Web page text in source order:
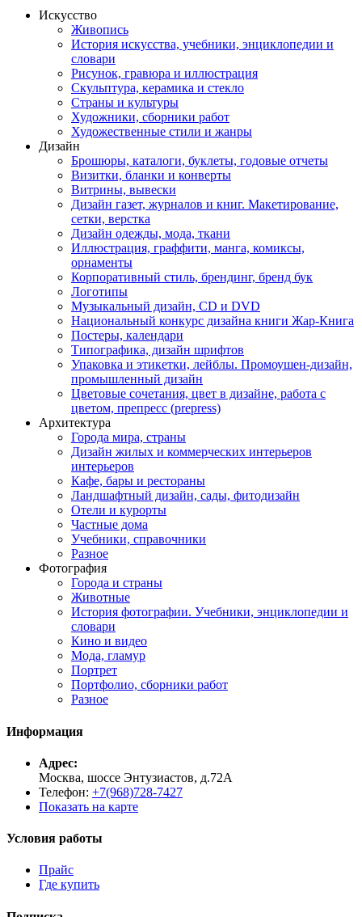
Искусство
Живопись
История искусства, учебники, энциклопедии и
словари
Рисунок, гравюра и иллюстрация
Скульптура, керамика и стекло
Страны и культуры
Художники, сборники работ
Художественные стили и жанры
Дизайн
Брошюры, каталоги, буклеты, годовые отчеты
Визитки, бланки и конверты
Витрины, вывески
Дизайн газет, журналов и книг. Макетирование,
сетки, верстка
Дизайн одежды, мода, ткани
Иллюстрация, граффити, манга, комиксы,
орнаменты
Корпоративный стиль, брендинг, бренд бук
Логотипы
Музыкальный дизайн, СD и DVD
Национальный конкурс дизайна книги Жар-Книга
Постеры, календари
Типографика, дизайн шрифтов
Упаковка и этикетки, лейблы. Промоушен-дизайн,
промышленный дизайн
Цветовые сочетания, цвет в дизайне, работа с
цветом, препресс (prepress)
Архитектура
Города мира, страны
Дизайн жилых и коммерческих интерьеров
интерьеров
Кафе, бары и рестораны
Ландшафтный дизайн, сады, фитодизайн
Отели и курорты
Частные дома
Учебники, справочники
Разное
Фотография
Города и страны
Животные
История фотографии. Учебники, энциклопедии и
словари
Кино и видео
Мода, гламур
Портрет
Портфолио, сборники работ
Разное
Информация
Адрес:
Москва, шоссе Энтузиастов, д.72А
Телефон: +7(968)728-7427
Показать на карте
Условия работы
Прайс
Где купить